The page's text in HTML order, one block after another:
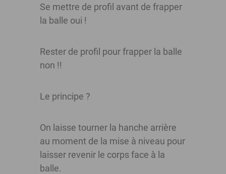
Se mettre de profil avant de frapper
la balle oui !
Rester de profil pour frapper la balle
non !!
Le principe ?
On laisse tourner la hanche arrière
au moment de la mise à niveau pour
laisser revenir le corps face à la
balle.